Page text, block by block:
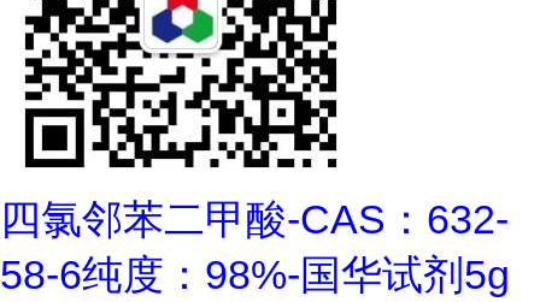
四氯邻苯二甲酸-CAS：632-
58-6纯度：98%-国华试剂5g